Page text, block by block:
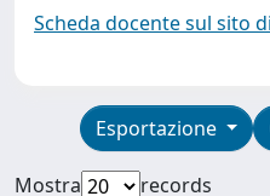
Scheda docente sul sito
Esportazione
Mostra
records